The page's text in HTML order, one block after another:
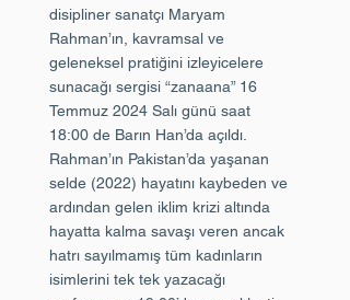
disipliner sanatçı Maryam
Rahman’ın, kavramsal ve
geleneksel pratiğini izleyicelere
sunacağı sergisi “zanaana” 16
Temmuz 2024 Salı günü saat
18:00 de Barın Han’da açıldı.
Rahman’ın Pakistan’da yaşanan
selde (2022) hayatını kaybeden ve
ardından gelen iklim krizi altında
hayatta kalma savaşı veren ancak
hatrı sayılmamış tüm kadınların
isimlerini tek tek yazacağı